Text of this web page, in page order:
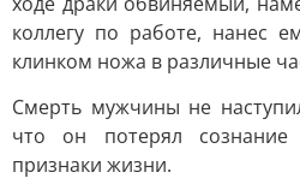
коллегу по работе, нанес
клинком ножа в различные
Смерть мужчины не
что он потерял сознание
признаки жизни.